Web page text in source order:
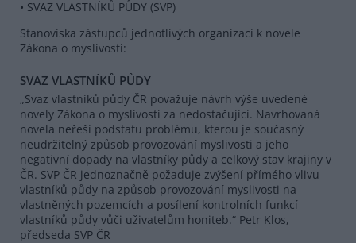
• SVAZ VLASTNÍKŮ PŮDY (SVP)
Stanoviska zástupců jednotlivých organizací k novele
Zákona o myslivosti:
SVAZ VLASTNÍKŮ PŮDY
„Svaz vlastníků půdy ČR považuje návrh výše uvedené
novely Zákona o myslivosti za nedostačující. Navrhovaná
novela neřeší podstatu problému, kterou je současný
neudržitelný způsob provozování myslivosti a jeho
negativní dopady na vlastníky půdy a celkový stav krajiny v
ČR. SVP ČR jednoznačně požaduje zvýšení přímého vlivu
vlastníků půdy na způsob provozování myslivosti na
vlastněných pozemcích a posílení kontrolních funkcí
vlastníků půdy vůči uživatelům honiteb.“ Petr Klos,
předseda SVP ČR